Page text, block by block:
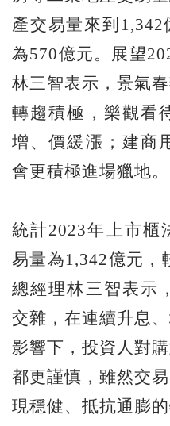
產交易量來到
為570億元。展望
林三智表示，景氣
轉趨積極，樂觀看
增、價緩漲；建商
會更積極進場獵地。
統計2023年上市櫃
易量為1,342億元，
總經理林三智表示
交雜，在連續升息
影響下，投資人對
都更謹慎，雖然交
現穩健、抵抗通膨